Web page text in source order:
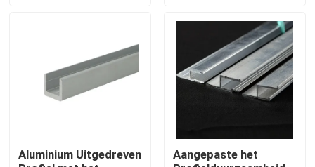
De molen beëindigt Aluminiumrol
Koudgewalste Aluminiumrol
Aluminium Uitgedreven
Aangepaste het